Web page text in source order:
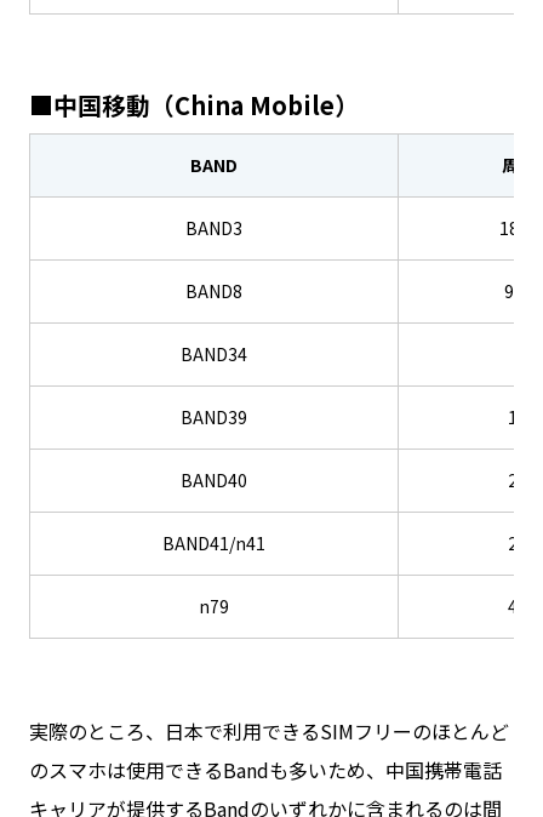
■中国移動（China Mobile）
BAND 周波
BAND3
BAND8
BAND34
BAND39
BAND40
BAND41/n41
n79
実際のところ、日本で利用できるSIMフリーのほとんど
のスマホは使用できるBandも多いため、中国携帯電話
キャリアが提供するBandのいずれかに含まれるのは間